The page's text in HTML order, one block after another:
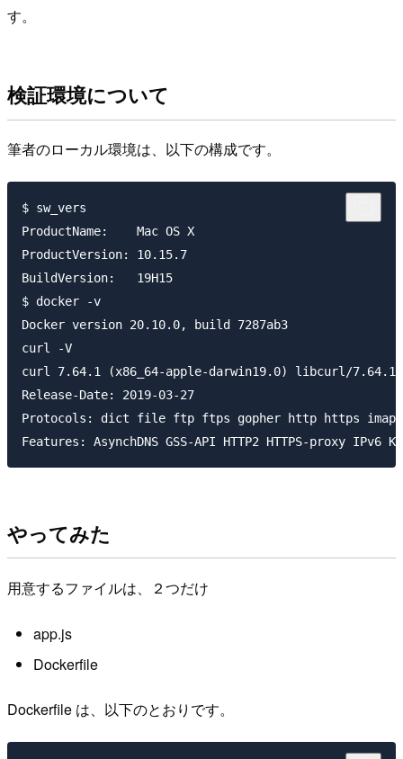
す。
検証環境について
筆者のローカル環境は、以下の構成です。
$ sw_vers
ProductName:	Mac OS X
ProductVersion:	10.15.7
BuildVersion:	19H15
$ docker -v
Docker version 20.10.0, build 7287ab3
curl -V
curl 7.64.1 (x86_64-apple-darwin19.0) libcurl/
Release-Date: 2019-03-27
Protocols: dict file ftp ftps gopher http https imap
やってみた
用意するファイルは、２つだけ
app.js
Dockerfile
Dockerfile は、以下のとおりです。